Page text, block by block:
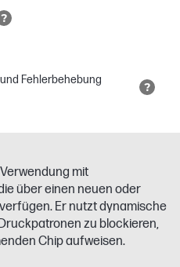
Fehlerbehebung
mit
über einen neuen oder
Er nutzt dynamische
zu blockieren,
Chip aufweisen.